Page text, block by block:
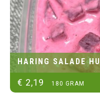
HARING SALADE
€ 2,19 180 GRAM